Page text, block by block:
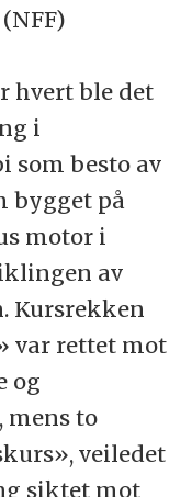
hvert ble det
i
som besto av
bygget på
motor i
av
Kursrekken
var rettet mot
og
mens to
veiledet
siktet mot